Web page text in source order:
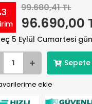
99.680,41 TL
96.690,00
5 Eylül Cumartesi
Sepete
ekle